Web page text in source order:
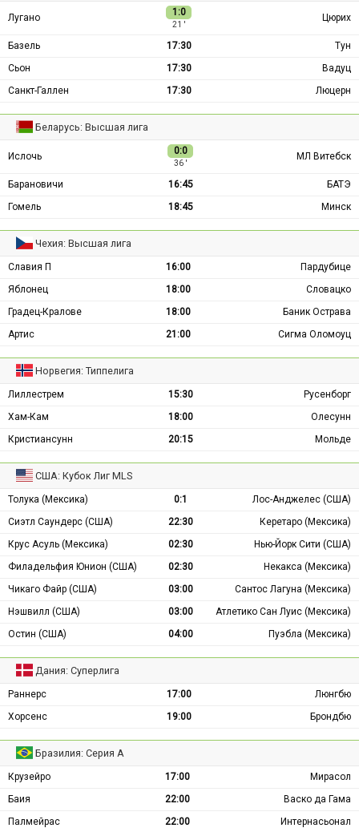
Лугано 1:0
21 ′
Цюрих
Базель 17:30
Тун
Сьон
17:30
Вадуц
Санкт-Галлен
17:30 Люцерн
Беларусь: Высшая лига
Ислочь 0:0
36 ′
МЛ Витебск
Барановичи 16:45
БАТЭ
Гомель
18:45 Минск
Чехия: Высшая лига
Славия П 16:00
Пардубице
Яблонец
18:00
Словацко
Градец-Кралове
18:00
Баник Острава
Артис
21:00 Сигма Оломоуц
Норвегия: Типпелига
Лиллестрем 15:30
Русенборг
Хам-Кам
18:00
Олесунн
Кристиансунн
20:15 Мольде
США: Кубок Лиг MLS
Толука (Мексика) 0:1
Лос-Анджелес (США)
Сиэтл Саундерс (США)
22:30
Керетаро (Мексика)
Крус Асуль (Мексика)
02:30
Нью-Йорк Сити (США)
Филадельфия Юнион (США)
02:30
Некакса (Мексика)
Чикаго Файр (США)
03:00
Сантос Лагуна (Мексика)
Нэшвилл (США)
03:00
Атлетико Сан Луис (Мексика)
Остин (США)
04:00 Пуэбла (Мексика)
Дания: Суперлига
Раннерс 17:00
Люнгбю
Хорсенс
19:00 Брондбю
Бразилия: Серия А
Крузейро 17:00
Мирасол
Баия
22:00
Васко да Гама
Палмейрас
22:00
Интернасьонал